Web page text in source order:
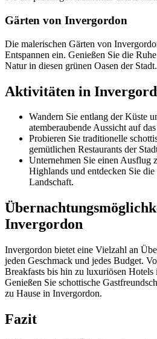
Gärten von Invergordon
Die malerischen Gärten von
Entspannen ein. Genießen Sie die
Natur in diesen grünen Oasen der Stadt.
Aktivitäten in
Wandern Sie entlang der Küste
atemberaubende Aussicht auf
Probieren Sie traditionelle
gemütlichen Restaurants der
Unternehmen Sie einen Ausflug
Highlands und entdecken Sie die
Landschaft.
Invergordon
Invergordon bietet eine Vielzahl an
jeden Geschmack und jedes Budget.
Breakfasts bis hin zu luxuriösen Hotels
Genießen Sie schottische
zu Hause in Invergordon.
Fazit